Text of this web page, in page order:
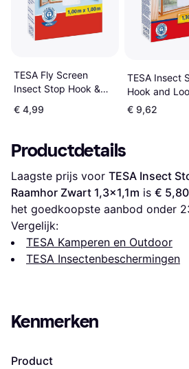
TESA Fly Screen
Insect Stop Hook &
Windows 100cm x
€ 4,99
TESA Insect
Hook and
Comfort for
130x130cm
€ 9,62
Productdetails
Laagste prijs voor TESA Insect
Raamhor Zwart 1,3x1,1m is € 5,80
het goedkoopste aanbod onder
Vergelijk:
TESA Kamperen en Outdoor
TESA Insectenbeschermingen
Kenmerken
Product